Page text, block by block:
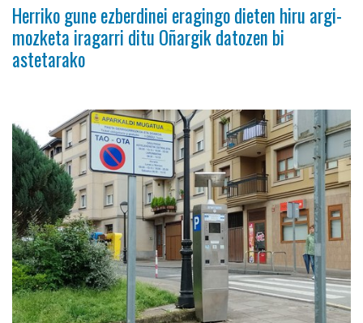
Herriko gune ezberdinei eragingo dieten hiru argi-
mozketa iragarri ditu Oñargik datozen bi
astetarako